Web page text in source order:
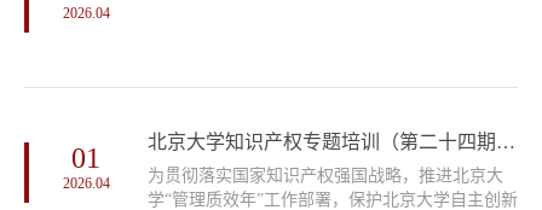
2026.04
01
2026.04
北京大学知识产权专题培训（第二十四期）通知
为贯彻落实国家知识产权强国战略，推进北京大
学“管理质效年”工作部署，保护北京大学自主创新